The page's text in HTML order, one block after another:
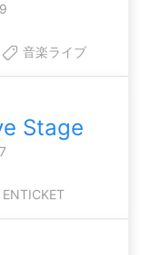
音楽ライブ
Stage
ENTICKET